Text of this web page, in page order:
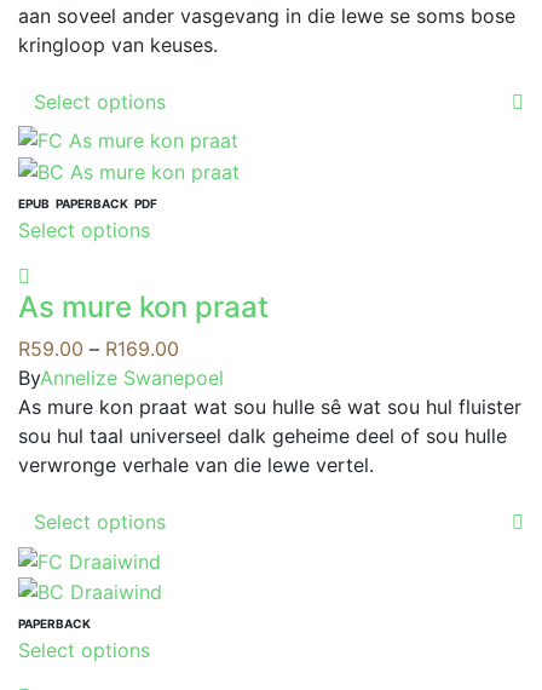
aan soveel ander vasgevang in die lewe se soms bose
kringloop van keuses.
Select options
has
multiple
may
be
on
the
product
page
EPUB PAPERBACK PDF
Select optionsThis
multiple
variants.
The
options
may
be
on
product
page
As mure kon praat
R59.00 – R169.00
range:
R59.00
through
R169.00
ByAnnelize Swanepoel
As mure kon praat wat sou hulle sê wat sou hul fluister
sou hul taal universeel dalk geheime deel of sou hulle
verwronge verhale van die lewe vertel.
Select options
PAPERBACK
Select optionsThis